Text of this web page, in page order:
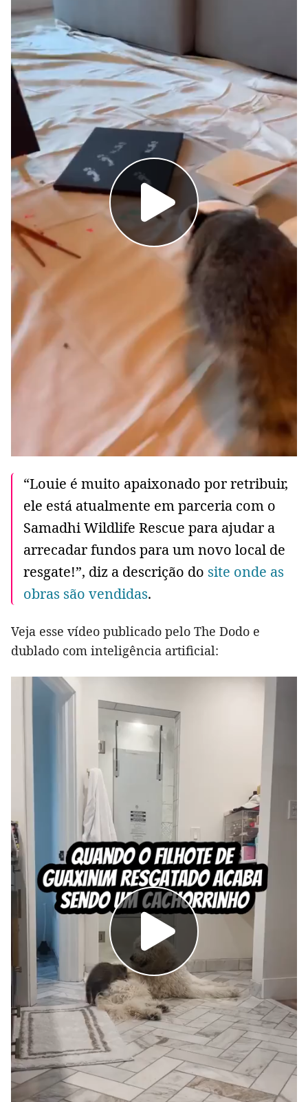
“Louie é muito apaixonado por retribuir,
ele está atualmente em parceria com o
Samadhi Wildlife Rescue para ajudar a
arrecadar fundos para um novo local de
resgate!”, diz a descrição do site onde as
obras são vendidas.
Veja esse vídeo publicado pelo The Dodo e
dublado com inteligência artificial: